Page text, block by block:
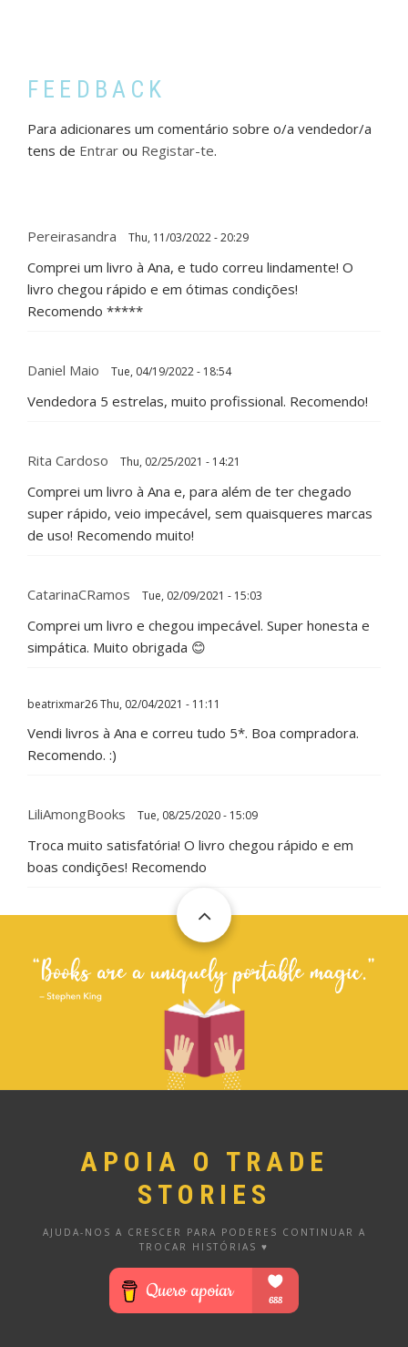
FEEDBACK
Para adicionares um comentário sobre o/a vendedor/a
tens de Entrar ou Registar-te.
Pereirasandra Thu, 11/03/2022 - 20:29
Comprei um livro à Ana, e tudo correu lindamente! O
livro chegou rápido e em ótimas condições!
Recomendo *****
Daniel Maio Tue, 04/19/2022 - 18:54
Vendedora 5 estrelas, muito profissional. Recomendo!
Rita Cardoso Thu, 02/25/2021 - 14:21
Comprei um livro à Ana e, para além de ter chegado
super rápido, veio impecável, sem quaisqueres marcas
de uso! Recomendo muito!
CatarinaCRamos Tue, 02/09/2021 - 15:03
Comprei um livro e chegou impecável. Super honesta e
simpática. Muito obrigada 😊
beatrixmar26Thu, 02/04/2021 - 11:11
Vendi livros à Ana e correu tudo 5*. Boa compradora.
Recomendo. :)
LiliAmongBooks Tue, 08/25/2020 - 15:09
Troca muito satisfatória! O livro chegou rápido e em
boas condições! Recomendo
APOIA O TRADE
STORIES
AJUDA-NOS A CRESCER PARA PODERES CONTINUAR A
TROCAR HISTÓRIAS ♥